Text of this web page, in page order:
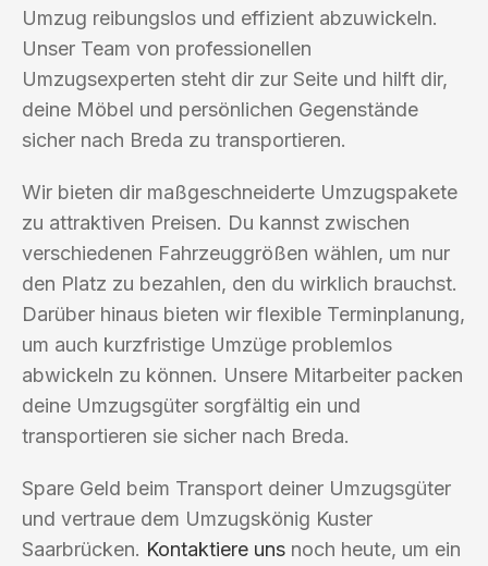
Umzug reibungslos und effizient abzuwickeln.
Unser Team von professionellen
Umzugsexperten steht dir zur Seite und hilft dir,
deine Möbel und persönlichen Gegenstände
sicher nach Breda zu transportieren.
Wir bieten dir maßgeschneiderte Umzugspakete
zu attraktiven Preisen. Du kannst zwischen
verschiedenen Fahrzeuggrößen wählen, um nur
den Platz zu bezahlen, den du wirklich brauchst.
Darüber hinaus bieten wir flexible Terminplanung,
um auch kurzfristige Umzüge problemlos
abwickeln zu können. Unsere Mitarbeiter packen
deine Umzugsgüter sorgfältig ein und
transportieren sie sicher nach Breda.
Spare Geld beim Transport deiner Umzugsgüter
und vertraue dem Umzugskönig Kuster
Saarbrücken. Kontaktiere uns noch heute, um ein